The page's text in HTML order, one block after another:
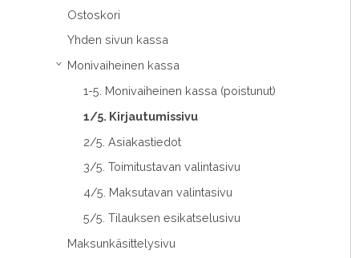
Ostoskori
Yhden sivun kassa
›
Monivaiheinen kassa
1-5. Monivaiheinen kassa (poistunut)
1/5. Kirjautumissivu
2/5. Asiakastiedot
3/5. Toimitustavan valintasivu
4/5. Maksutavan valintasivu
5/5. Tilauksen esikatselusivu
Maksunkäsittelysivu